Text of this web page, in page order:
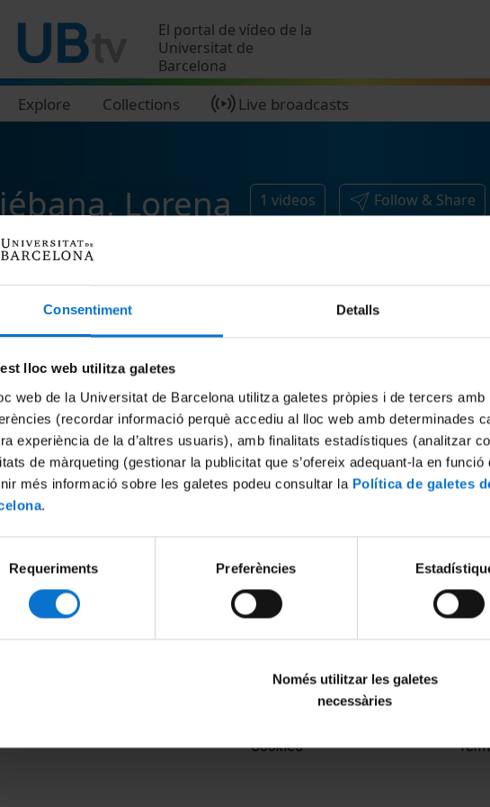
Consentiment Detalls
lloc web utilitza galetes
web de la Universitat de Barcelona utilitza galetes pròpies i de tercers
(recordar informació perquè accediu al lloc web amb determinades
experiència de la d’altres usuaris), amb finalitats estadístiques (analitzar
de màrqueting (gestionar la publicitat que s’ofereix adequant-la en
més informació sobre les galetes podeu consultar la Política de galetes
.
Requeriments Preferències
Només utilitzar les galetes
necessàries
El portal de vídeo de la
Universitat de
Barcelona
Explore Collections Live broadcasts
Lorena 1 videos Follow & Share
i la
Cookies